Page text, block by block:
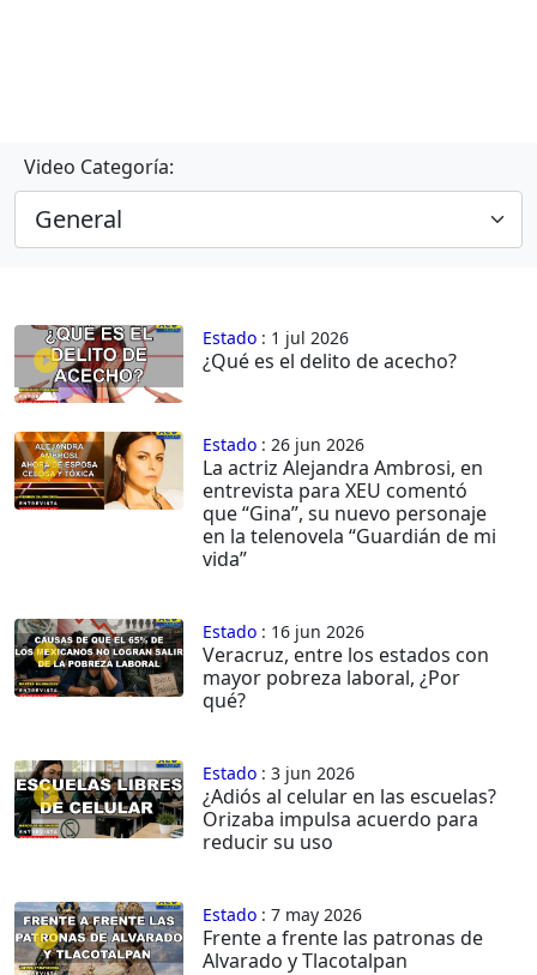
Video Categoría:
Estado : 1 jul 2026
¿Qué es el delito de acecho?
Estado : 26 jun 2026
La actriz Alejandra Ambrosi, en
entrevista para XEU comentó
que “Gina”, su nuevo personaje
en la telenovela “Guardián de mi
vida”
Estado : 16 jun 2026
Veracruz, entre los estados con
mayor pobreza laboral, ¿Por
qué?
Estado : 3 jun 2026
¿Adiós al celular en las escuelas?
Orizaba impulsa acuerdo para
reducir su uso
Estado : 7 may 2026
Frente a frente las patronas de
Alvarado y Tlacotalpan